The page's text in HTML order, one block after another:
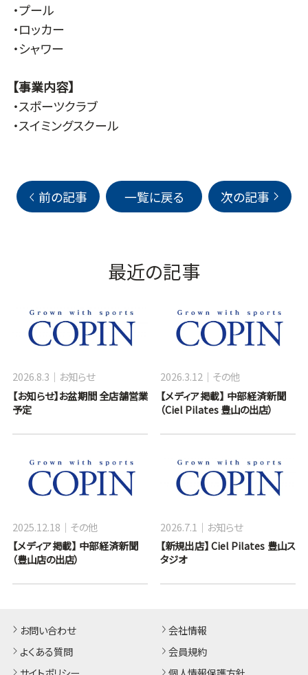
・プール
・ロッカー
・シャワー
【事業内容】
・スポーツクラブ
・スイミングスクール
前の記事 一覧に戻る 次の記事
最近の記事
【お知らせ】お盆期間 全店舗営業
予定
2026.8.3
お知らせ
【メディア掲載】 中部経済新聞
（Ciel Pilates 豊山の出店）
2026.3.12 その他
【メディア掲載】 中部経済新聞
（豊山店の出店）
2025.12.18
その他
【新規出店】 Ciel Pilates 豊山ス
タジオ
2026.7.1 お知らせ
お問い合わせ
よくある質問
会社情報
会員規約